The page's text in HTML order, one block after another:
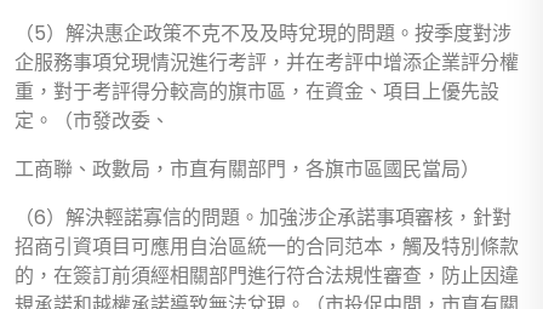
（5）解決惠企政策不克不及及時兌現的問題。按季度對涉
企服務事項兌現情況進行考評，并在考評中增添企業評分權
重，對于考評得分較高的旗市區，在資金、項目上優先設
定。（市發改委、
工商聯、政數局，市直有關部門，各旗市區國民當局）
（6）解決輕諾寡信的問題。加強涉企承諾事項審核，針對
招商引資項目可應用自治區統一的合同范本，觸及特別條款
的，在簽訂前須經相關部門進行符合法規性審查，防止因違